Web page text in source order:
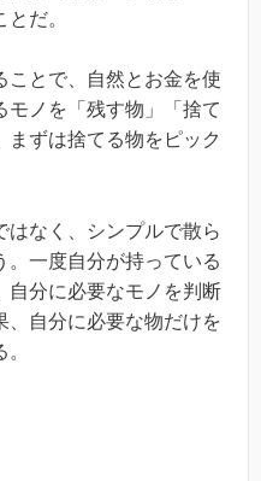
だ。
ことで、自然とお金を使
モノを「残す物」「捨て
まずは捨てる物をピック
なく、シンプルで散ら
。一度自分が持っている
自分に必要なモノを判断
、自分に必要な物だけを